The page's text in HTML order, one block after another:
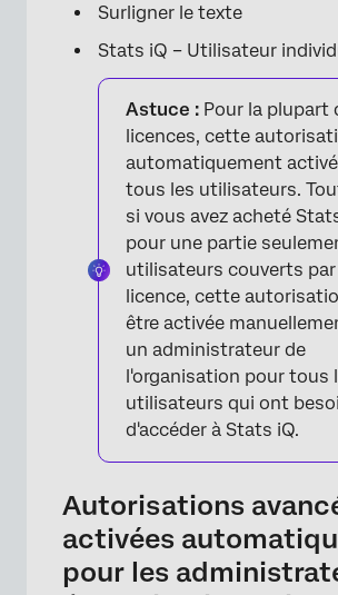
Surligner le texte
Stats iQ – Utilisateur
Astuce : Pour la plupart
licences, cette
automatiquement
tous les utilisateurs.
si vous avez acheté
pour une partie
utilisateurs couverts
licence, cette
être activée
un administrateur de
l'organisation pour tous
utilisateurs qui ont
d'accéder à Stats iQ.
Autorisations
activées
pour les